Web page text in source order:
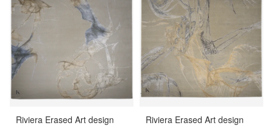
Riviera Erased Art design
Riviera Erased Art design